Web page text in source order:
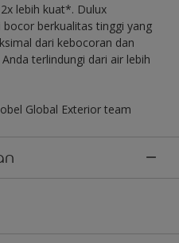
lebih kuat*. Dulux
bocor berkualitas tinggi yang
dari kebocoran dan
terlindungi dari air lebih
Global Exterior team